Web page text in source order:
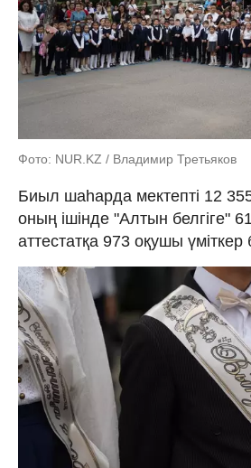
Фото: NUR.KZ / Владимир Третьяков
Биыл шаһарда мектепті 12 355
оның ішінде "Алтын белгіге"
аттестатқа 973 оқушы